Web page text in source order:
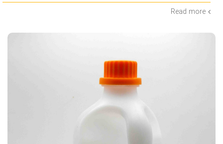
Read more